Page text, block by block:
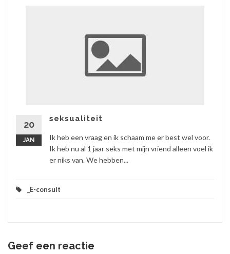
20
JAN
seksualiteit
Ik heb een vraag en ik schaam me er best wel voor.
Ik heb nu al 1 jaar seks met mijn vriend alleen voel ik
er niks van. We hebben...
_E-consult
Geef een reactie